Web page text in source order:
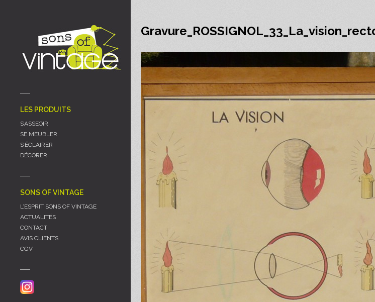
LES PRODUITS
S’ASSEOIR
SE MEUBLER
S’ÉCLAIRER
DÉCORER
SONS OF VINTAGE
L’ESPRIT SONS OF VINTAGE
ACTUALITÉS
CONTACT
AVIS CLIENTS
CGV